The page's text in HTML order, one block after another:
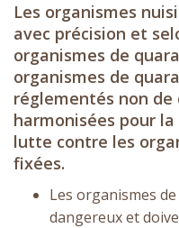
Les organismes
avec précision et
organismes de
organismes de
réglementés non
harmonisées pour
lutte contre les
fixées.
Les organismes
dangereux et